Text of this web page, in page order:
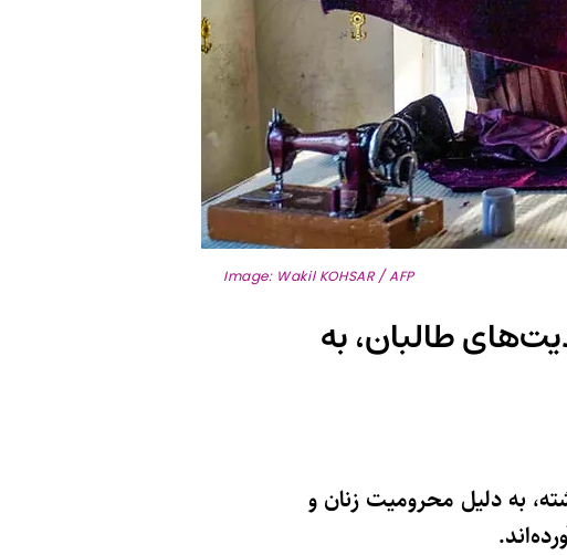
Image: Wakil KOHSAR / AFP
طالبان، به
به دلیل محرومیت زنان و